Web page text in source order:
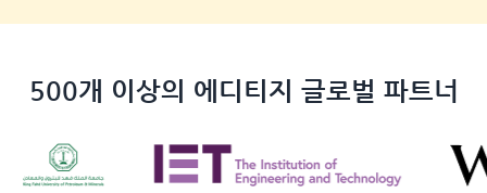
500개 이상의 에디티지 글로벌 파트너